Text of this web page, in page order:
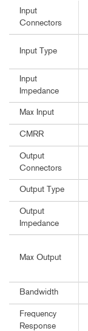
Input
Connectors
Input Type
Input
Impedance
Max Input
CMRR
Output
Connectors
Output Type
Output
Impedance
Max Output
Bandwidth
Frequency
Response